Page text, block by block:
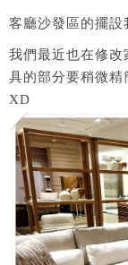
客廳沙發區的擺設
我們最近也在修
具的部分要稍微
XD